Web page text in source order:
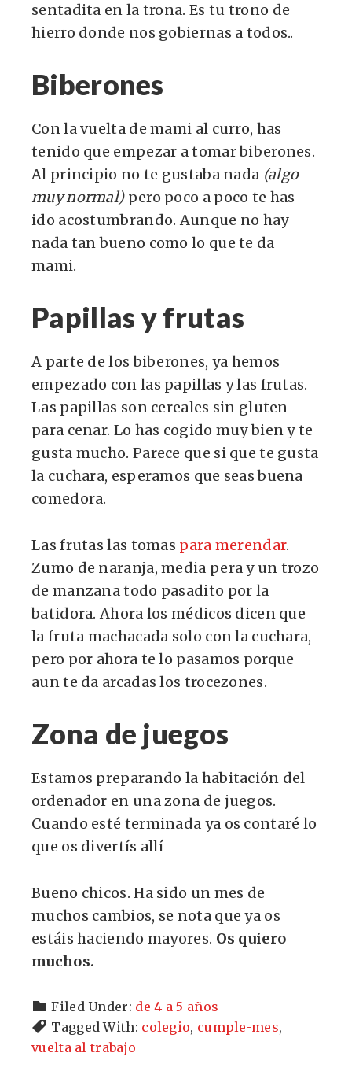
sentadita en la trona. Es tu trono de
hierro donde nos gobiernas a todos..
Biberones
Con la vuelta de mami al curro, has
tenido que empezar a tomar biberones.
Al principio no te gustaba nada (algo
muy normal)pero poco a poco te has
ido acostumbrando. Aunque no hay
nada tan bueno como lo que te da
mami.
Papillas y frutas
A parte de los biberones, ya hemos
empezado con las papillas y las frutas.
Las papillas son cereales sin gluten
para cenar. Lo has cogido muy bien y te
gusta mucho. Parece que si que te gusta
la cuchara, esperamos que seas buena
comedora.
Las frutas las tomas para merendar.
Zumo de naranja, media pera y un trozo
de manzana todo pasadito por la
batidora. Ahora los médicos dicen que
la fruta machacada solo con la cuchara,
pero por ahora te lo pasamos porque
aun te da arcadas los trocezones.
Zona de juegos
Estamos preparando la habitación del
ordenador en una zona de juegos.
Cuando esté terminada ya os contaré lo
que os divertís allí
Bueno chicos. Ha sido un mes de
muchos cambios, se nota que ya os
estáis haciendo mayores. Os quiero
muchos.
Filed Under: de 4 a 5 años
Tagged With: colegio, cumple-mes,
vuelta al trabajo